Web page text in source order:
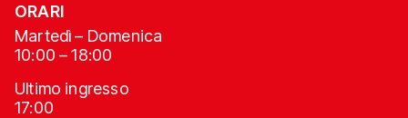
ORARI
Martedì – Domenica
10:00 – 18:00
Ultimo ingresso
17:00